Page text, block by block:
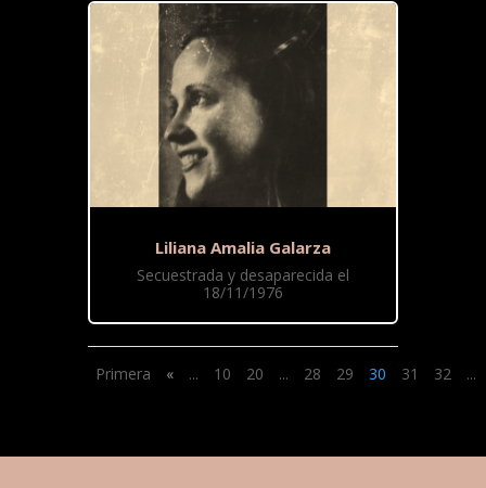
Liliana Amalia Galarza
Secuestrada y desaparecida el
18/11/1976
Primera « ... 10 20 ... 28 29 30 31 32 ...